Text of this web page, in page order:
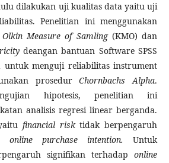
dilakukan uji kualitas data yaitu uji
Penelitian ini menggunakan
Measure of Samling(KMO) dan
deangan bantuan Software SPSS
untuk menguji reliabilitas instrument
prosedurChornbachs Alpha.
hipotesis, penelitian ini
analisis regresi linear berganda.
financial risktidak berpengaruh
online purchase intention.
Untuk
signifikan terhadap online